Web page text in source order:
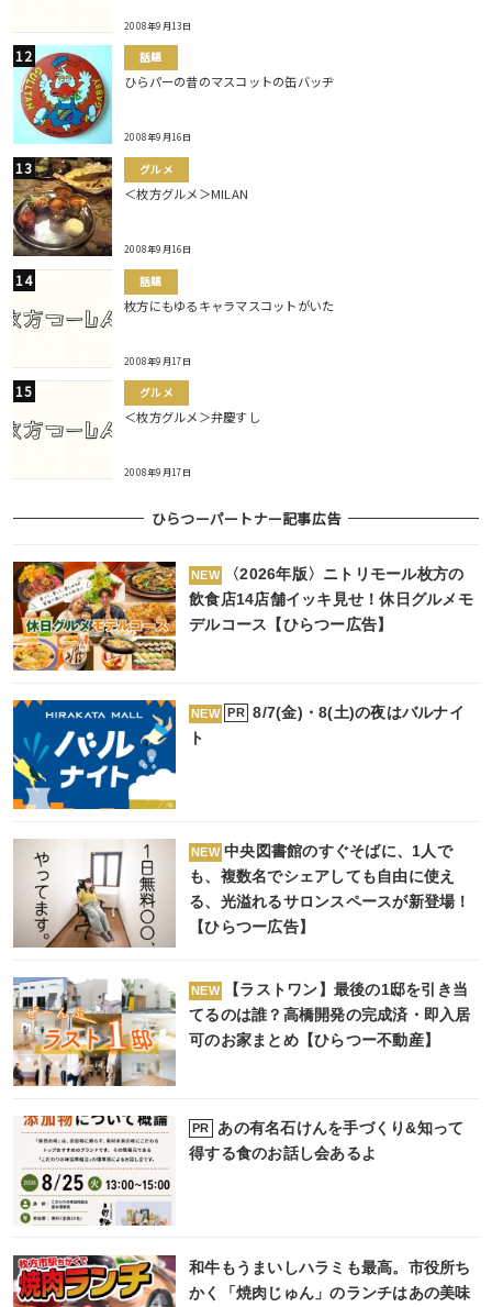
2008年9月13日
話題
ひらパーの昔のマスコットの缶バッヂ
2008年9月16日
グルメ
＜枚方グルメ＞MILAN
2008年9月16日
話題
枚方にもゆるキャラマスコットがいた
2008年9月17日
グルメ
＜枚方グルメ＞弁慶すし
2008年9月17日
ひらつーパートナー記事広告
NEW
〈2026年版〉ニトリモール枚方の
飲食店14店舗イッキ見せ！休日グルメモ
デルコース【ひらつー広告】
NEW PR
8/7(金)・8(土)の夜はバルナイ
ト
NEW 中央図書館のすぐそばに、1人で
も、複数名でシェアしても自由に使え
る、光溢れるサロンスペースが新登場！
【ひらつー広告】
NEW
【ラストワン】最後の1邸を引き当
てるのは誰？高橋開発の完成済・即入居
可のお家まとめ【ひらつー不動産】
PR
あの有名石けんを手づくり&知って
得する食のお話し会あるよ
和牛もうまいしハラミも最高。市役所ち
かく「焼肉じゅん」のランチはあの美味